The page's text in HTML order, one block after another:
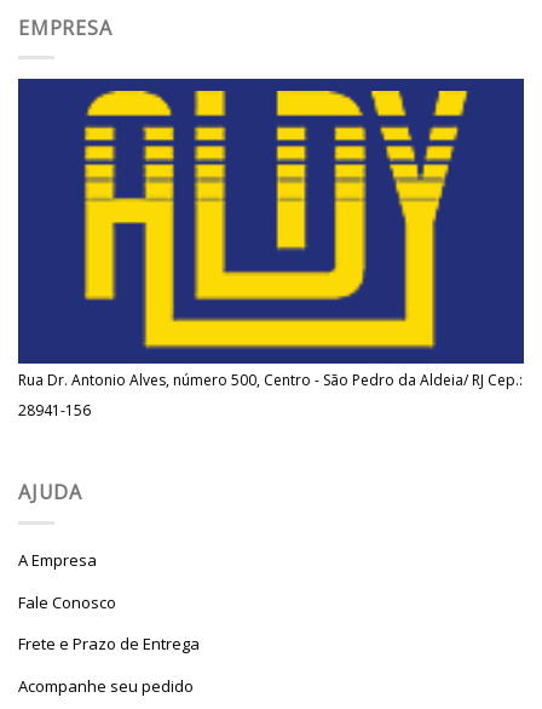
EMPRESA
Rua Dr. Antonio Alves, número 500, Centro - São Pedro da Aldeia/ RJ Cep.:
28941-156
AJUDA
A Empresa
Fale Conosco
Frete e Prazo de Entrega
Acompanhe seu pedido